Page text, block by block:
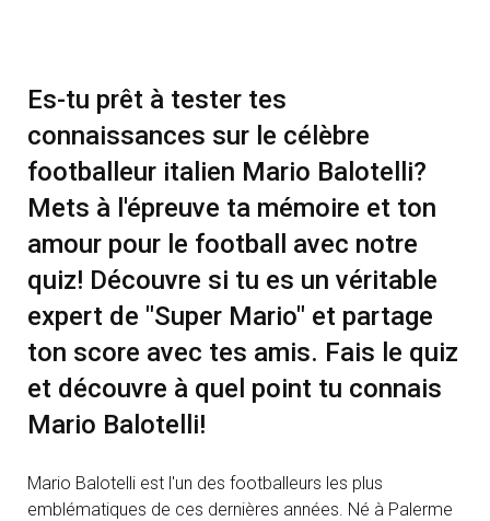
Es-tu prêt à tester tes
connaissances sur le célèbre
footballeur italien Mario Balotelli?
Mets à l'épreuve ta mémoire et ton
amour pour le football avec notre
quiz! Découvre si tu es un véritable
expert de "Super Mario" et partage
ton score avec tes amis. Fais le quiz
et découvre à quel point tu connais
Mario Balotelli!
Mario Balotelli est l'un des footballeurs les plus
emblématiques de ces dernières années. Né à Palerme